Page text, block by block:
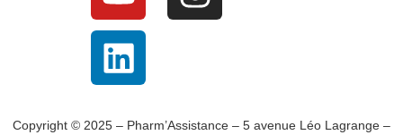
Copyright © 2025 – Pharm’Assistance – 5 avenue Léo Lagrange –